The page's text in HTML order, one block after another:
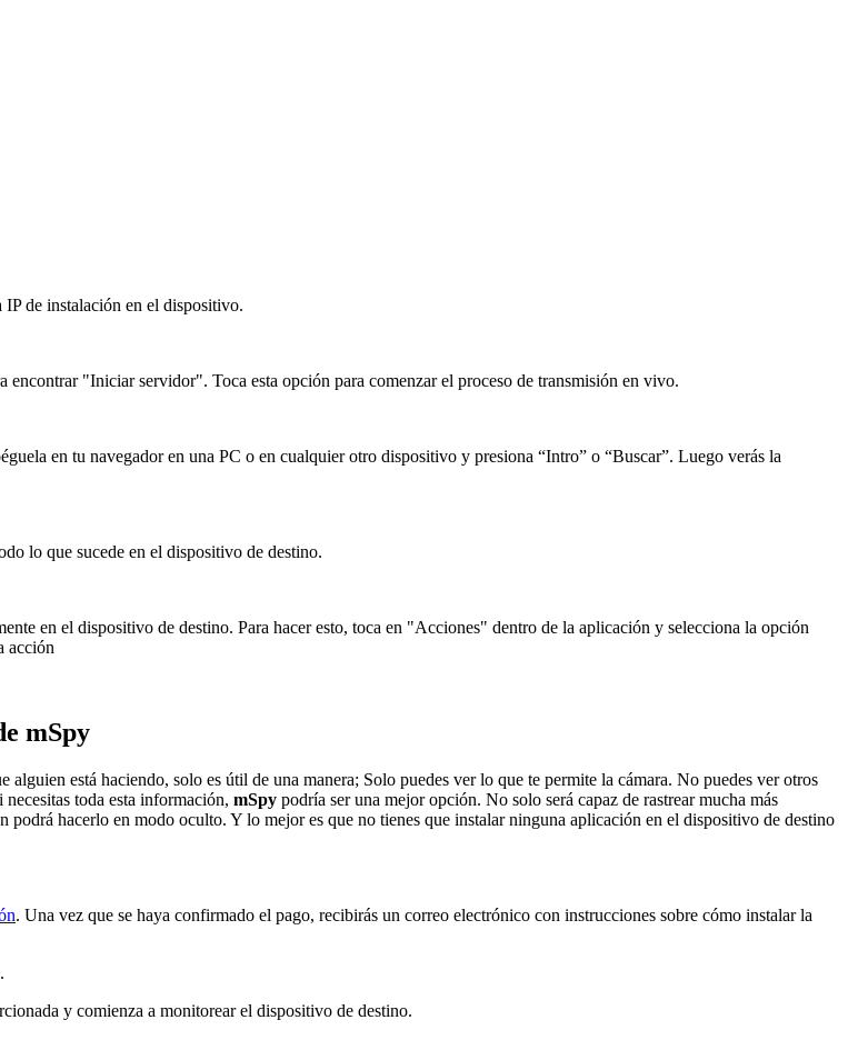
de instalación en el dispositivo.
"Iniciar servidor". Toca esta opción para comenzar el proceso de transmisión en vivo.
en tu navegador en una PC o en cualquier otro dispositivo y presiona “Intro” o “Buscar”. Luego verás la
lo que sucede en el dispositivo de destino.
en el dispositivo de destino. Para hacer esto, toca en "Acciones" dentro de la aplicación y selecciona la opción
acción
mSpy
está haciendo, solo es útil de una manera; Solo puedes ver lo que te permite la cámara. No puedes ver otros
toda esta información, mSpy podría ser una mejor opción. No solo será capaz de rastrear mucha más
hacerlo en modo oculto. Y lo mejor es que no tienes que instalar ninguna aplicación en el dispositivo de destino
. Una vez que se haya confirmado el pago, recibirás un correo electrónico con instrucciones sobre cómo instalar la
y comienza a monitorear el dispositivo de destino.